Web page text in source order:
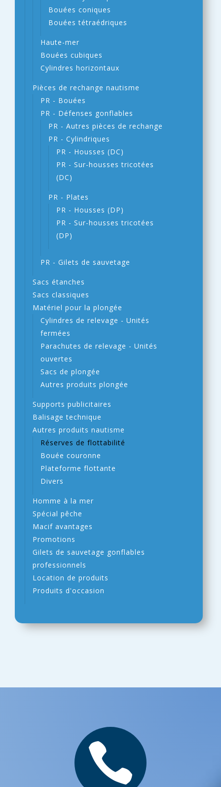
Bouées coniques
Bouées tétraédriques
Haute-mer
Bouées cubiques
Cylindres horizontaux
Pièces de rechange nautisme
PR - Bouées
PR - Défenses gonflables
PR - Autres pièces de rechange
PR - Cylindriques
PR - Housses (DC)
PR - Sur-housses tricotées
(DC)
PR - Plates
PR - Housses (DP)
PR - Sur-housses tricotées
(DP)
PR - Gilets de sauvetage
Sacs étanches
Sacs classiques
Matériel pour la plongée
Cylindres de relevage - Unités
fermées
Parachutes de relevage - Unités
ouvertes
Sacs de plongée
Autres produits plongée
Supports publicitaires
Balisage technique
Autres produits nautisme
Réserves de flottabilité
Bouée couronne
Plateforme flottante
Divers
Homme à la mer
Spécial pêche
Macif avantages
Promotions
Gilets de sauvetage gonflables
professionnels
Location de produits
Produits d'occasion
